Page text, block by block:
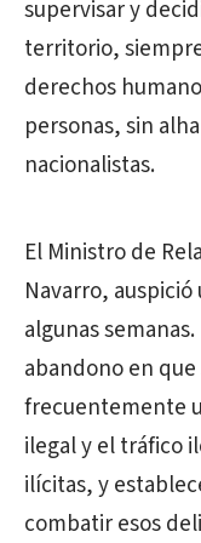
supervisar y
territorio,
derechos
personas, sin
nacionalistas.
El Ministro de
Navarro,
algunas
abandono en
frecuentemente
ilegal y el tráfico
ilícitas, y
combatir esos